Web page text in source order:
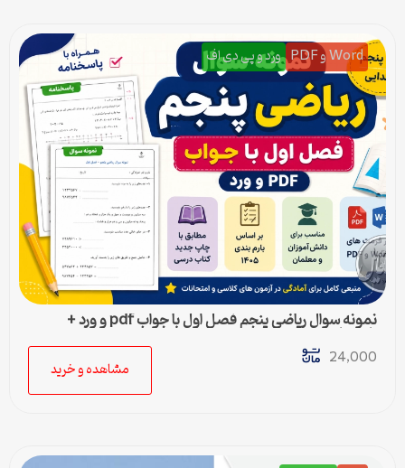
Word و PDF ورد و پی دی اف
نمونه سوال ریاضی پنجم فصل اول با جواب pdf و ورد +
24,000
مشاهده و خرید